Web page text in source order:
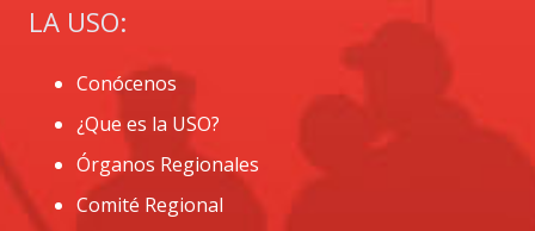
LA USO:
Conócenos
¿Que es la USO?
Órganos Regionales
Comité Regional